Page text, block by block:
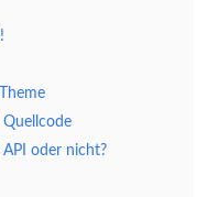
API oder nicht?